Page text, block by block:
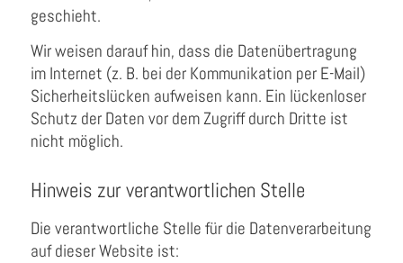
geschieht.
Wir weisen darauf hin, dass die Datenübertragung
im Internet (z. B. bei der Kommunikation per E-Mail)
Sicherheitslücken aufweisen kann. Ein lückenloser
Schutz der Daten vor dem Zugriff durch Dritte ist
nicht möglich.
Hinweis zur verantwortlichen Stelle
Die verantwortliche Stelle für die Datenverarbeitung
auf dieser Website ist: